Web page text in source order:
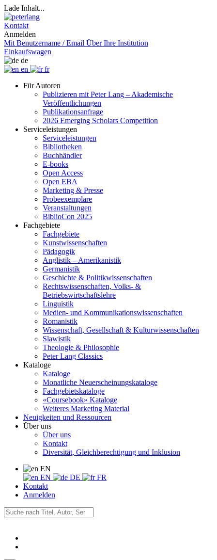
Lade Inhalt...
Kontakt
Anmelden
Mit Benutzername / Email Über Ihre Institution
Einkaufswagen
de
en
fr
Für Autoren
Publizieren mit Peter Lang – Akademische
Veröffentlichungen
Publikationsanfrage
2026 Emerging Scholars Competition
Serviceleistungen
Serviceleistungen
Bibliotheken
Buchhändler
E-books
Open Access
Open EBA
Marketing & Presse
Probeexemplare
Veranstaltungen
BiblioCon 2025
Fachgebiete
Fachgebiete
Kunstwissenschaften
Pädagogik
Anglistik – Amerikanistik
Germanistik
Geschichte & Politikwissenschaften
Rechtswissenschaften, Volks- &
Betriebswirtschaftslehre
Linguistik
Medien- und Kommunikationswissenschaften
Romanistik
Wissenschaft, Gesellschaft & Kulturwissenschaften
Slawistik
Theologie & Philosophie
Peter Lang Classics
Kataloge
Kataloge
Monatliche Neuerscheinungskataloge
Fachgebietskataloge
«Coursebook» Kataloge
Weiteres Marketing Material
Neuigkeiten und Ressourcen
Über uns
Über uns
Kontakt
Diversität, Gleichberechtigung und Inklusion
EN
EN
DE
FR
Kontakt
Anmelden